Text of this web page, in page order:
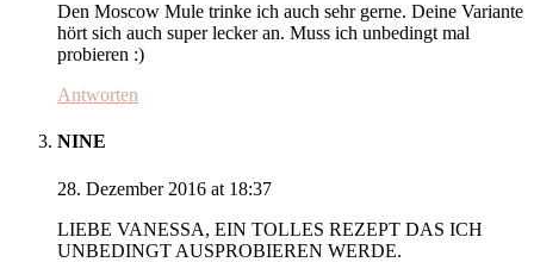
Den Moscow Mule trinke ich auch sehr gerne. Deine Variante
hört sich auch super lecker an. Muss ich unbedingt mal
probieren :)
Antworten
NINE
28. Dezember 2016 at 18:37
LIEBE VANESSA, EIN TOLLES REZEPT DAS ICH
UNBEDINGT AUSPROBIEREN WERDE.